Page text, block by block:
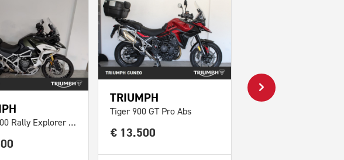
Tiger 1200 Rally Explorer Abs
TRIUMPH
Tiger 900 GT Pro Abs
€ 13.500
TRIUMPH